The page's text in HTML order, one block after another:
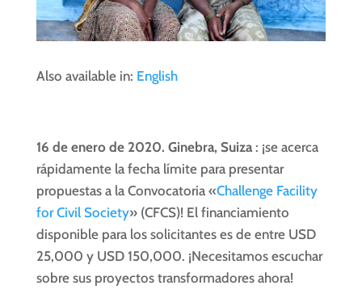
Also available in: English
16 de enero de 2020. Ginebra, Suiza: ¡se acerca
rápidamente la fecha límite para presentar
propuestas a la Convocatoria «Challenge Facility
for Civil Society» (CFCS)! El financiamiento
disponible para los solicitantes es de entre USD
25,000 y USD 150,000. ¡Necesitamos escuchar
sobre sus proyectos transformadores ahora!